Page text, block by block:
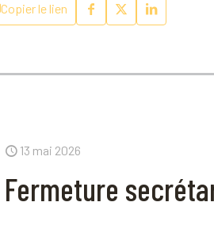
Copier le lien
13 mai 2026
Fermeture